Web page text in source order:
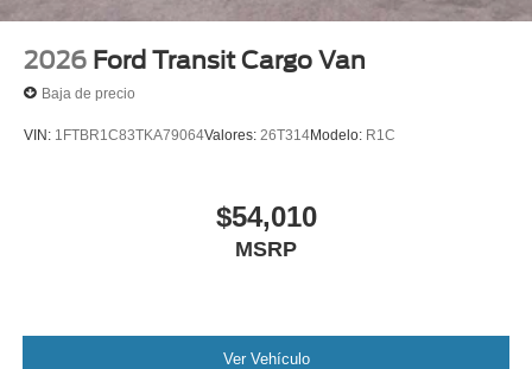
2026 Ford Transit Cargo Van
Baja de precio
VIN: 1FTBR1C83TKA79064Valores: 26T314Modelo: R1C
$54,010
MSRP
Ver Vehículo